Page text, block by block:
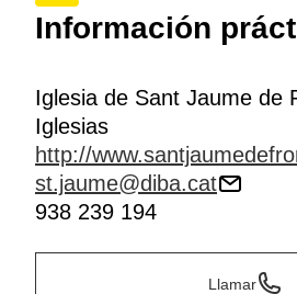
Información
Iglesia de Sant Jaume de
Iglesias
http://
st.jaume@diba.cat
938 239 194
Llamar